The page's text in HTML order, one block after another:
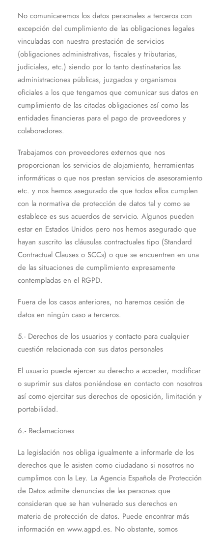
No comunicaremos los datos personales a terceros con
excepción del cumplimiento de las obligaciones legales
vinculadas con nuestra prestación de servicios
(obligaciones administrativas, fiscales y tributarias,
judiciales, etc.) siendo por lo tanto destinatarios las
administraciones públicas, juzgados y organismos
oficiales a los que tengamos que comunicar sus datos en
cumplimiento de las citadas obligaciones así como las
entidades financieras para el pago de proveedores y
colaboradores.
Trabajamos con proveedores externos que nos
proporcionan los servicios de alojamiento, herramientas
informáticas o que nos prestan servicios de asesoramiento
etc. y nos hemos asegurado de que todos ellos cumplen
con la normativa de protección de datos tal y como se
establece es sus acuerdos de servicio. Algunos pueden
estar en Estados Unidos pero nos hemos asegurado que
hayan suscrito las cláusulas contractuales tipo (Standard
Contractual Clauses o SCCs) o que se encuentren en una
de las situaciones de cumplimiento expresamente
contempladas en el RGPD.
Fuera de los casos anteriores, no haremos cesión de
datos en ningún caso a terceros.
5.- Derechos de los usuarios y contacto para cualquier
cuestión relacionada con sus datos personales
El usuario puede ejercer su derecho a acceder, modificar
o suprimir sus datos poniéndose en contacto con nosotros
así como ejercitar sus derechos de oposición, limitación y
portabilidad.
6.- Reclamaciones
La legislación nos obliga igualmente a informarle de los
derechos que le asisten como ciudadano si nosotros no
cumplimos con la Ley. La Agencia Española de Protección
de Datos admite denuncias de las personas que
consideran que se han vulnerado sus derechos en
materia de protección de datos. Puede encontrar más
información en www.agpd.es. No obstante, somos